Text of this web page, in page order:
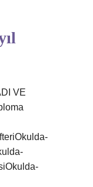
VE